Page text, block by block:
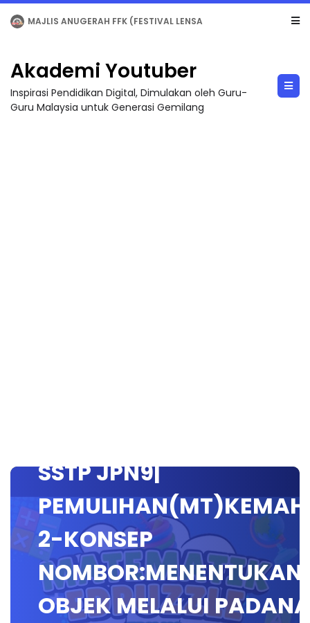
LIVE 🔴 [LIVE] MATEMATIK SR, WANG TAHUN 6 OLEH CIKGU ANITA #ALLINONE #141 #...
Akademi Youtuber
Inspirasi Pendidikan Digital, Dimulakan oleh Guru-
Guru Malaysia untuk Generasi Gemilang
SSTP JPN9|
2-KONSEP
NOMBOR:MENENTUKAN
OBJEK MELALUI